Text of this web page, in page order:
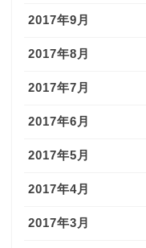
2017年9月
2017年8月
2017年7月
2017年6月
2017年5月
2017年4月
2017年3月